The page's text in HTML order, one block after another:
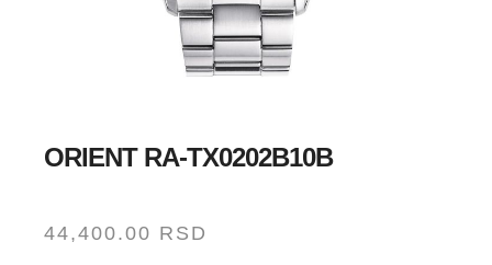
ORIENT RA-TX0202B10B
44,400.00 RSD